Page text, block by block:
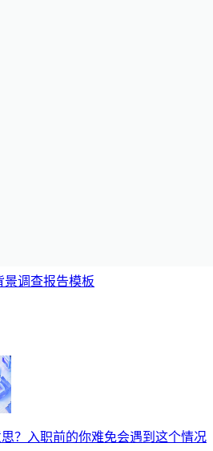
景调查报告模板
？入职前的你难免会遇到这个情况